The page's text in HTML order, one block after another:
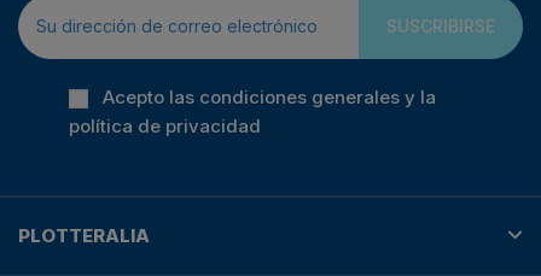
SUSCRIBIRSE
Acepto las condiciones generales y la
política de privacidad
PLOTTERALIA